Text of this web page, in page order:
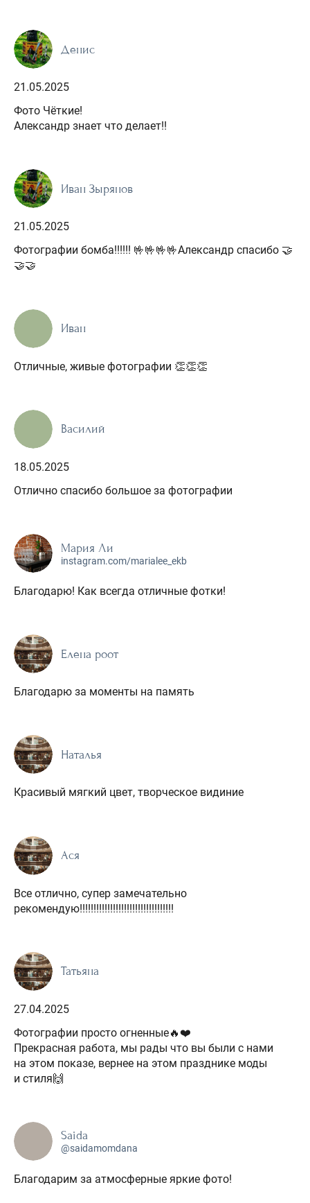
Денис
21.05.2025
Фото Чёткие!
Александр знает что делает!!
Иван Зырянов
21.05.2025
Фотографии бомба!!!!!! 🤟🤟🤟🤟Александр спасибо 🤝
🤝🤝
Иван
Отличные, живые фотографии 👏👏👏
Василий
18.05.2025
Отлично спасибо большое за фотографии
Мария Ли
instagram.com/marialee_ekb
Благодарю! Как всегда отличные фотки!
Елена роот
Благодарю за моменты на память
Наталья
Красивый мягкий цвет, творческое видиние
Ася
Все отлично, супер замечательно
рекомендую!!!!!!!!!!!!!!!!!!!!!!!!!!!!!!!!!!
Татьяна
27.04.2025
Фотографии просто огненные🔥❤️
Прекрасная работа, мы рады что вы были с нами
на этом показе, вернее на этом празднике моды
и стиля🙌
Saida
@saidamomdana
Благодарим за атмосферные яркие фото!